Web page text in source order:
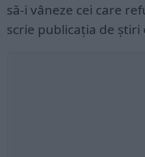
să-i vâneze cei care
scrie publicația de știri